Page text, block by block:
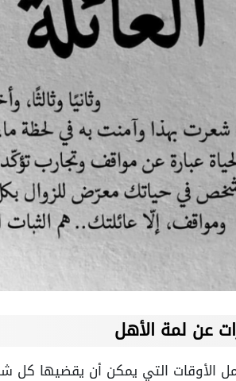
عن لمة الأهل
الأوقات التي يمكن أن يقضيها كل